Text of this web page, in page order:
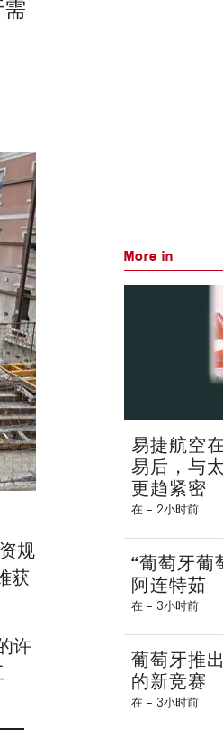
规
获
许
More in
易捷航空
易后，与
更趋紧密
在 - 2小时前
“葡萄牙葡
阿连特茹
在 - 3小时前
葡萄牙推
的新竞赛
在 - 3小时前